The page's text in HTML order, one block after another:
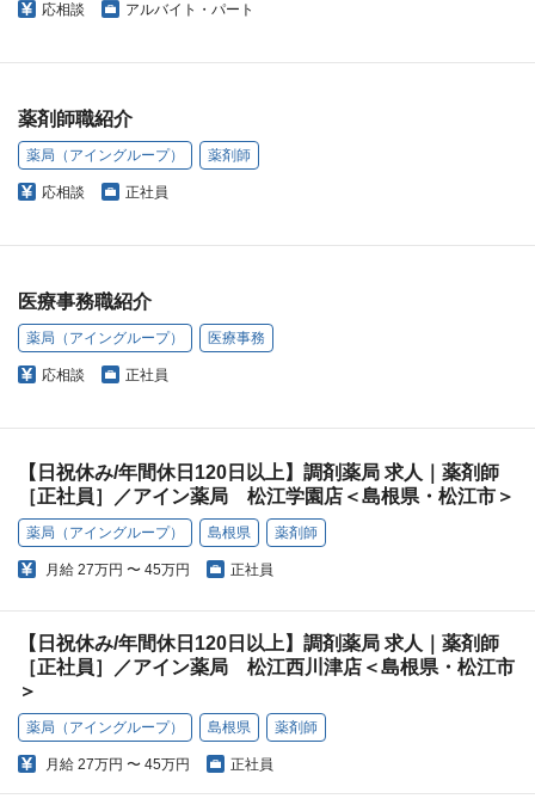
応相談 アルバイト・パート
薬剤師職紹介
薬局（アイングループ） 薬剤師
応相談 正社員
医療事務職紹介
薬局（アイングループ） 医療事務
応相談 正社員
【日祝休み/年間休日120日以上】調剤薬局 求人｜薬剤師
［正社員］／アイン薬局 松江学園店＜島根県・松江市＞
薬局（アイングループ） 島根県 薬剤師
月給 27万円 〜 45万円 正社員
【日祝休み/年間休日120日以上】調剤薬局 求人｜薬剤師
［正社員］／アイン薬局 松江西川津店＜島根県・松江市
＞
薬局（アイングループ） 島根県 薬剤師
月給 27万円 〜 45万円 正社員